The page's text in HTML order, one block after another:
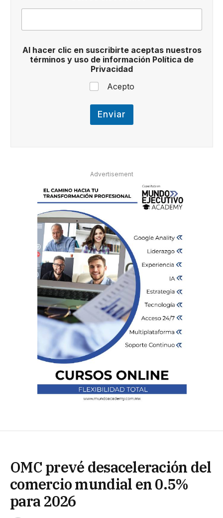
r
s
r
i
v
c
d
a
d
Al hacer clic en suscribirte aceptas nuestros
términos y uso de información Política de
Privacidad
Acepto
Enviar
Advertisement
OMC prevé desaceleración del
comercio mundial en 0.5%
para 2026